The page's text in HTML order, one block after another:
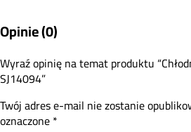
Opinie (0)
Wyraź opinię na temat produktu
SJ14094”
Twój adres e-mail nie zostanie
oznaczone*